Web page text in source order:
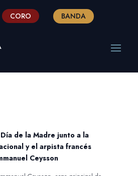
CORO BANDA
de la Madre junto a la
y el arpista francés
Ceysson